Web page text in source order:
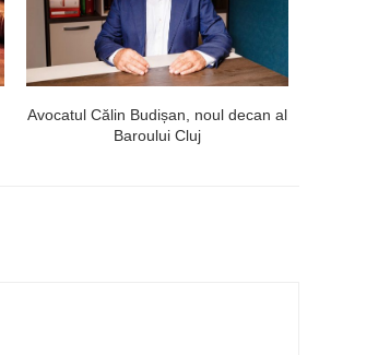
Avocatul Călin Budișan, noul decan al
Baroului Cluj